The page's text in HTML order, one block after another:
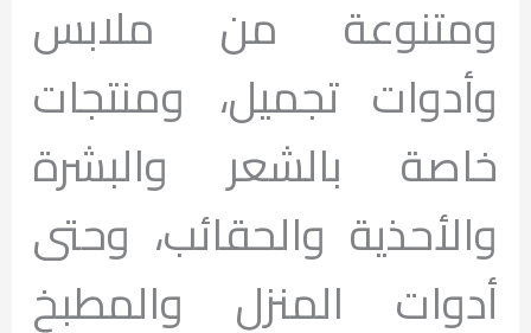
ومتنوعة من ملابس
وأدوات تجميل، ومنتجات
خاصة بالشعر والبشرة
والأحذية والحقائب، وحتى
أدوات المنزل والمطبخ